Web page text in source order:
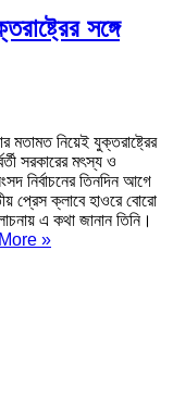
সঙ্গে
নিয়েই যুক্তরাষ্ট্রের
সরকারের মৎস্য ও
নির্বাচনের তিনদিন আগে
প্রেস ক্লাবে হাওরে বোরো
এ কথা জানান তিনি।
»